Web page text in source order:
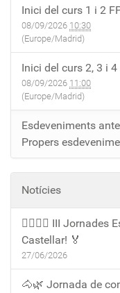
Inici del curs 1 i 2
08/09/2026 10:30
(Europe/Madrid)
Inici del curs 2, 3 i 4
08/09/2026 11:00
(Europe/Madrid)
Esdeveniments
Propers
Notícies
🏃‍♀️🏃‍♂️ III Jornades
Castellar! 🏅
27/06/2026
🐴🌿 Jornada de